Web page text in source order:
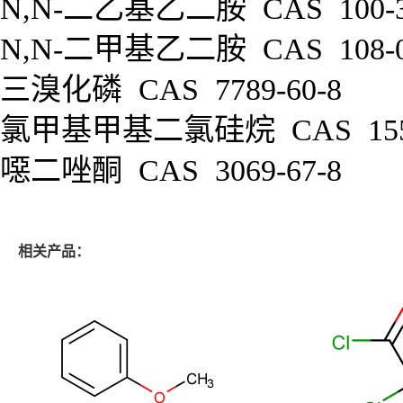
N,N-二乙基乙二胺 CAS 100-
N,N-二甲基乙二胺 CAS 108-
三溴化磷 CAS 7789-60-8
氯甲基甲基二氯硅烷 CAS
噁二唑酮 CAS 3069-67-8
相关产品：